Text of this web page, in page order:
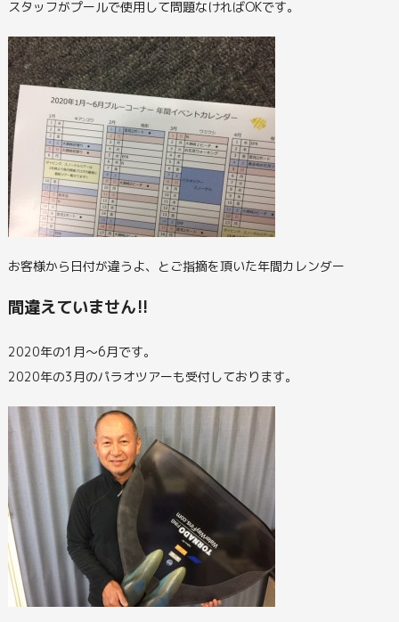
スタッフがプールで使用して問題なければOKです。
お客様から日付が違うよ、とご指摘を頂いた年間カレンダー
間違えていません!!
2020年の1月～6月です。
2020年の3月のパラオツアーも受付しております。